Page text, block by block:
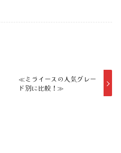
≪ミライースの人気グレー
ド別に比較！≫